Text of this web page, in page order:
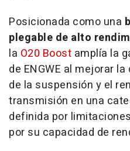
Posicionada como una
plegable de alto
la O20 Boost amplía la
de ENGWE al mejorar
de la suspensión y el
transmisión en una
definida por
por su capacidad de